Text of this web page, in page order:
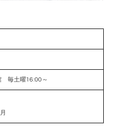
毎土曜16:00～